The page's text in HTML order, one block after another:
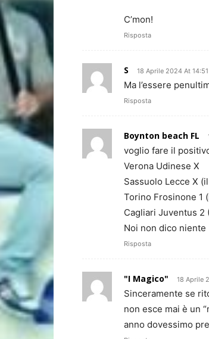
C’mon!
Risposta
S 18 Aprile 2024 At 14:51
Ma l’essere
Risposta
Boynton beach FL
voglio fare il
Verona Udinese X
Sassuolo Lecce X
Torino Frosinone 1
Cagliari Juventus 2
Noi non dico niente
Risposta
"I Magico" 18 Aprile
Sinceramente se
non esce mai è un
anno dovessimo